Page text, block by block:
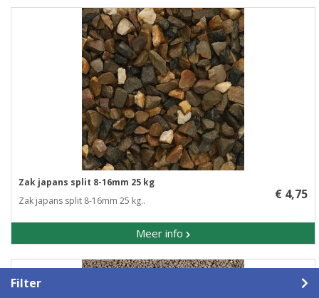
Filter
Zak japans split 8-16mm 25 kg
Zak japans split 8-16mm 25 kg..
Meer info
€ 4,75